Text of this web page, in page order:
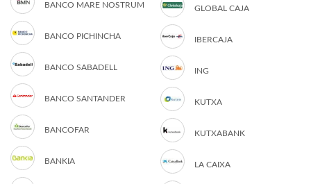
BANCO MARE NOSTRUM
BANCO PICHINCHA
BANCO SABADELL
BANCO SANTANDER
BANCOFAR
BANKIA
GLOBAL CAJA
IBERCAJA
ING
KUTXA
KUTXABANK
LA CAIXA